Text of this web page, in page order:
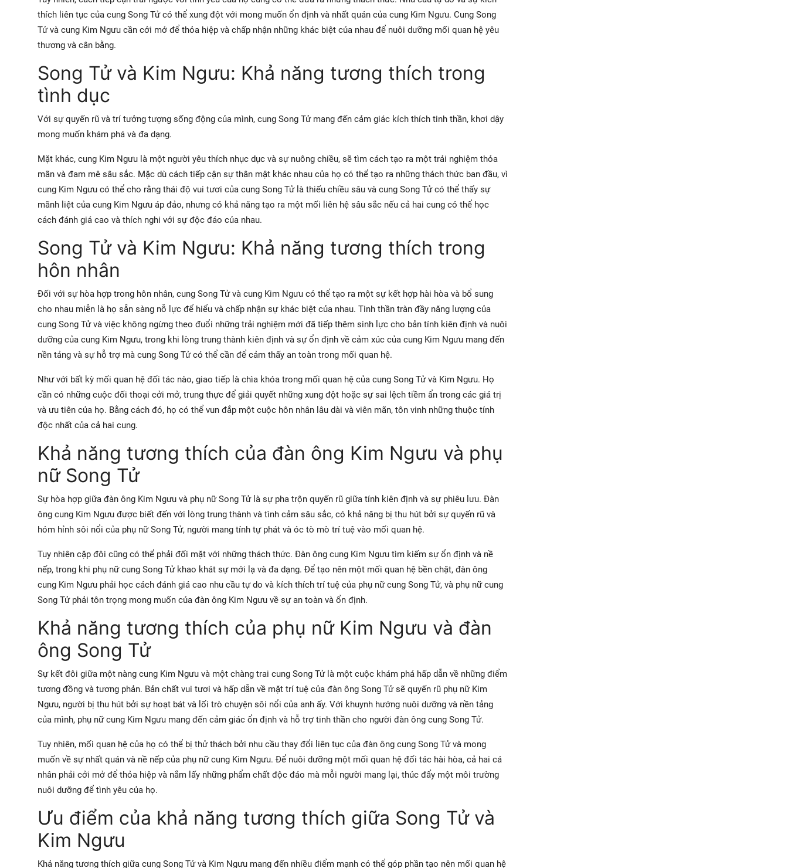
thích liên tục của cung Song Tử có thể xung đột với mong muốn ổn định và nhất quán của cung Kim Ngưu. Cung Song
Tử và cung Kim Ngưu cần cởi mở để thỏa hiệp và chấp nhận những khác biệt của nhau để nuôi dưỡng mối quan hệ yêu
thương và cân bằng.
Song Tử và Kim Ngưu: Khả năng tương thích trong
tình dục
Với sự quyến rũ và trí tưởng tượng sống động của mình, cung Song Tử mang đến cảm giác kích thích tinh thần, khơi dậy
mong muốn khám phá và đa dạng.
Mặt khác, cung Kim Ngưu là một người yêu thích nhục dục và sự nuông chiều, sẽ tìm cách tạo ra một trải nghiệm thỏa
mãn và đam mê sâu sắc. Mặc dù cách tiếp cận sự thân mật khác nhau của họ có thể tạo ra những thách thức ban đầu, vì
cung Kim Ngưu có thể cho rằng thái độ vui tươi của cung Song Tử là thiếu chiều sâu và cung Song Tử có thể thấy sự
mãnh liệt của cung Kim Ngưu áp đảo, nhưng có khả năng tạo ra một mối liên hệ sâu sắc nếu cả hai cung có thể học
cách đánh giá cao và thích nghi với sự độc đáo của nhau.
Song Tử và Kim Ngưu: Khả năng tương thích trong
hôn nhân
Đối với sự hòa hợp trong hôn nhân, cung Song Tử và cung Kim Ngưu có thể tạo ra một sự kết hợp hài hòa và bổ sung
cho nhau miễn là họ sẵn sàng nỗ lực để hiểu và chấp nhận sự khác biệt của nhau. Tinh thần tràn đầy năng lượng của
cung Song Tử và việc không ngừng theo đuổi những trải nghiệm mới đã tiếp thêm sinh lực cho bản tính kiên định và nuôi
dưỡng của cung Kim Ngưu, trong khi lòng trung thành kiên định và sự ổn định về cảm xúc của cung Kim Ngưu mang đến
nền tảng và sự hỗ trợ mà cung Song Tử có thể cần để cảm thấy an toàn trong mối quan hệ.
Như với bất kỳ mối quan hệ đối tác nào, giao tiếp là chìa khóa trong mối quan hệ của cung Song Tử và Kim Ngưu. Họ
cần có những cuộc đối thoại cởi mở, trung thực để giải quyết những xung đột hoặc sự sai lệch tiềm ẩn trong các giá trị
và ưu tiên của họ. Bằng cách đó, họ có thể vun đắp một cuộc hôn nhân lâu dài và viên mãn, tôn vinh những thuộc tính
độc nhất của cả hai cung.
Khả năng tương thích của đàn ông Kim Ngưu và phụ
nữ Song Tử
Sự hòa hợp giữa đàn ông Kim Ngưu và phụ nữ Song Tử là sự pha trộn quyến rũ giữa tính kiên định và sự phiêu lưu. Đàn
ông cung Kim Ngưu được biết đến với lòng trung thành và tình cảm sâu sắc, có khả năng bị thu hút bởi sự quyến rũ và
hóm hỉnh sôi nổi của phụ nữ Song Tử, người mang tính tự phát và óc tò mò trí tuệ vào mối quan hệ.
Tuy nhiên cặp đôi cũng có thể phải đối mặt với những thách thức. Đàn ông cung Kim Ngưu tìm kiếm sự ổn định và nề
nếp, trong khi phụ nữ cung Song Tử khao khát sự mới lạ và đa dạng. Để tạo nên một mối quan hệ bền chặt, đàn ông
cung Kim Ngưu phải học cách đánh giá cao nhu cầu tự do và kích thích trí tuệ của phụ nữ cung Song Tử, và phụ nữ cung
Song Tử phải tôn trọng mong muốn của đàn ông Kim Ngưu về sự an toàn và ổn định.
Khả năng tương thích của phụ nữ Kim Ngưu và đàn
ông Song Tử
Sự kết đôi giữa một nàng cung Kim Ngưu và một chàng trai cung Song Tử là một cuộc khám phá hấp dẫn về những điểm
tương đồng và tương phản. Bản chất vui tươi và hấp dẫn về mặt trí tuệ của đàn ông Song Tử sẽ quyến rũ phụ nữ Kim
Ngưu, người bị thu hút bởi sự hoạt bát và lối trò chuyện sôi nổi của anh ấy. Với khuynh hướng nuôi dưỡng và nền tảng
của mình, phụ nữ cung Kim Ngưu mang đến cảm giác ổn định và hỗ trợ tinh thần cho người đàn ông cung Song Tử.
Tuy nhiên, mối quan hệ của họ có thể bị thử thách bởi nhu cầu thay đổi liên tục của đàn ông cung Song Tử và mong
muốn về sự nhất quán và nề nếp của phụ nữ cung Kim Ngưu. Để nuôi dưỡng một mối quan hệ đối tác hài hòa, cả hai cá
nhân phải cởi mở để thỏa hiệp và nắm lấy những phẩm chất độc đáo mà mỗi người mang lại, thúc đẩy một môi trường
nuôi dưỡng để tình yêu của họ.
Ưu điểm của khả năng tương thích giữa Song Tử và
Kim Ngưu
Khả năng tương thích giữa cung Song Tử và Kim Ngưu mang đến nhiều điểm mạnh có thể góp phần tạo nên mối quan hệ